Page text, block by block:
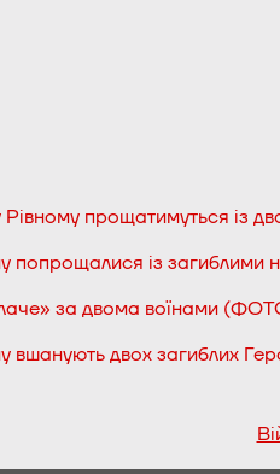
Рівному прощатимуться із
попрощалися із загиблими
за двома воїнами
вшанують двох загиблих